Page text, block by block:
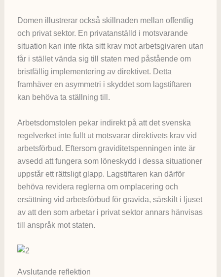
Domen illustrerar också skillnaden mellan offentlig
och privat sektor. En privatanställd i motsvarande
situation kan inte rikta sitt krav mot arbetsgivaren utan
får i stället vända sig till staten med påstående om
bristfällig implementering av direktivet. Detta
framhäver en asymmetri i skyddet som lagstiftaren
kan behöva ta ställning till.
Arbetsdomstolen pekar indirekt på att det svenska
regelverket inte fullt ut motsvarar direktivets krav vid
arbetsförbud. Eftersom graviditetspenningen inte är
avsedd att fungera som löneskydd i dessa situationer
uppstår ett rättsligt glapp. Lagstiftaren kan därför
behöva revidera reglerna om omplacering och
ersättning vid arbetsförbud för gravida, särskilt i ljuset
av att den som arbetar i privat sektor annars hänvisas
till anspråk mot staten.
Avslutande reflektion